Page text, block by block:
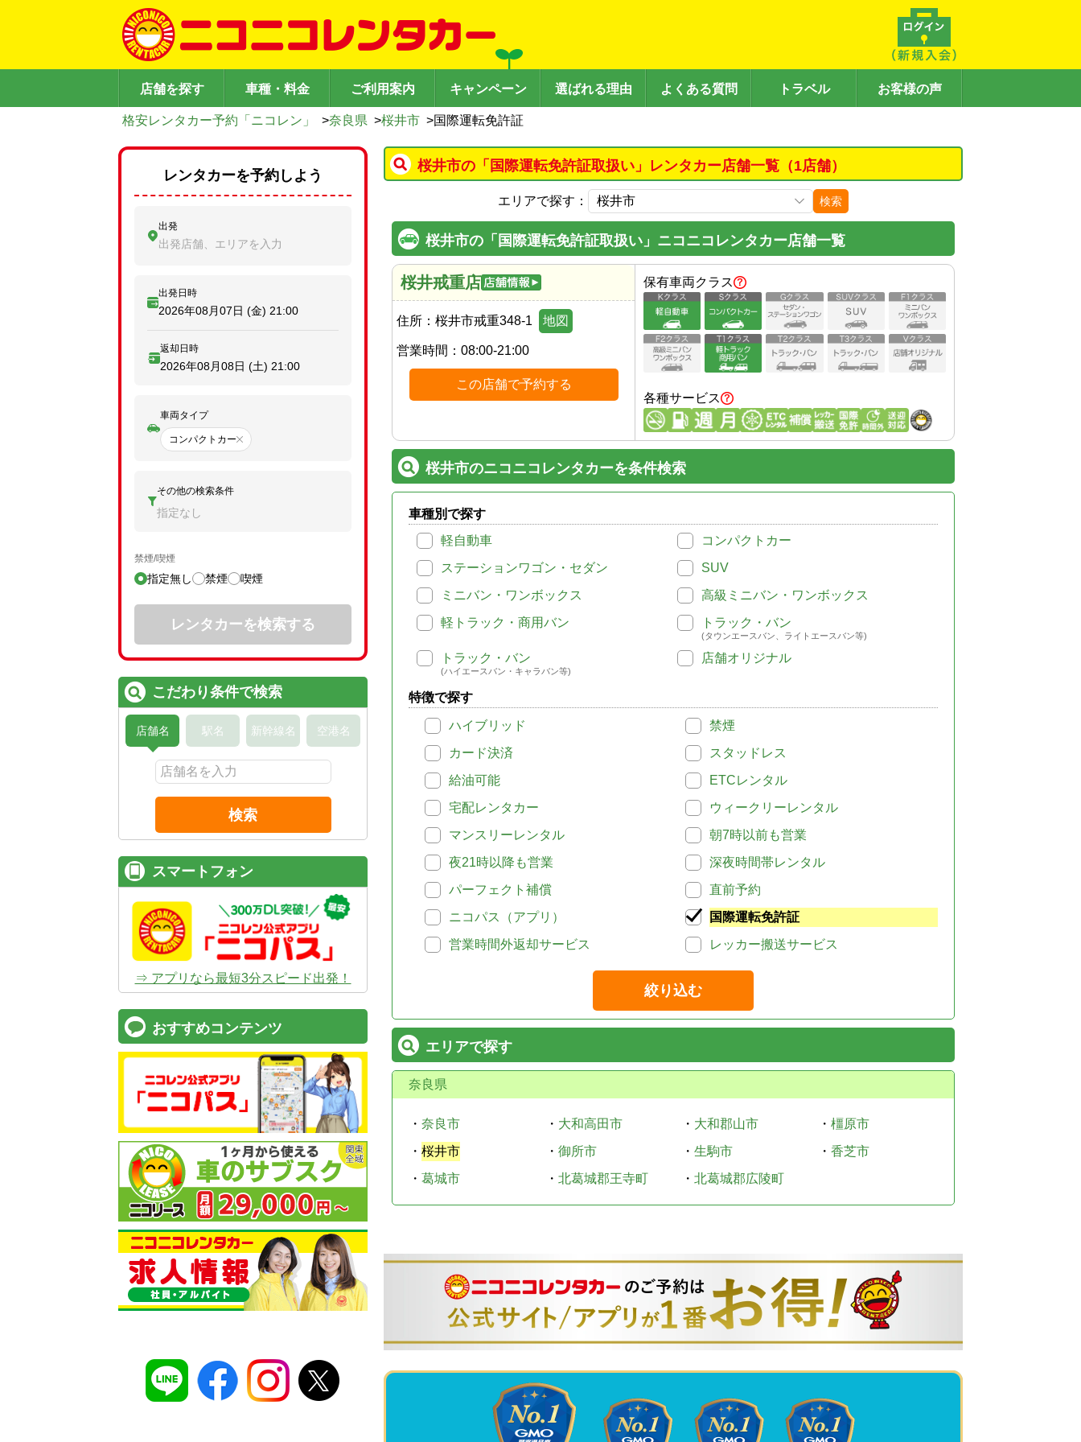
店舗を探す 車種・料金 ご利用案内 キャンペーン 選ばれる理由 よくある質問 トラベル お客様の声
格安レンタカー予約「ニコレン」 >奈良県 >桜井市 >国際運転免許証
桜井市の「国際運転免許証取扱い」レンタカー店舗一覧（1店舗）
エリアで探す： 検索
桜井市の「国際運転免許証取扱い」ニコニコレンタカー店舗一覧
桜井戒重店
住所： 桜井市戒重348-1 地図
営業時間： 08:00-21:00
この店舗で予約する
保有車両クラス
各種サービス
桜井市のニコニコレンタカーを条件検索
車種別で探す
軽自動車
コンパクトカー
ステーションワゴン・セダン
SUV
ミニバン・ワンボックス
高級ミニバン・ワンボックス
軽トラック・商用バン
トラック・バン
(タウンエースバン、ライトエースバン等)
トラック・バン
(ハイエースバン・キャラバン等)
店舗オリジナル
特徴で探す
ハイブリッド
禁煙
カード決済
スタッドレス
給油可能
ETCレンタル
宅配レンタカー
ウィークリーレンタル
マンスリーレンタル
朝7時以前も営業
夜21時以降も営業
深夜時間帯レンタル
パーフェクト補償
直前予約
ニコパス（アプリ）
国際運転免許証
営業時間外返却サービス
レッカー搬送サービス
絞り込む
エリアで探す
奈良県
・ 奈良市 ・ 大和高田市 ・ 大和郡山市 ・ 橿原市
・ 桜井市 ・ 御所市 ・ 生駒市 ・ 香芝市
・ 葛城市 ・ 北葛城郡王寺町 ・ 北葛城郡広陵町
レンタカーを予約しよう
出発
出発店舗、エリアを入力
出発日時
2026年08月07日 (金) 21:00
返却日時
2026年08月08日 (土) 21:00
車両タイプ
コンパクトカー
その他の検索条件
指定なし
禁煙/喫煙
指定無し 禁煙 喫煙
レンタカーを検索する
こだわり条件で検索
店舗名 駅名 新幹線名 空港名
検索
スマートフォン
⇒ アプリなら最短3分スピード出発！
おすすめコンテンツ